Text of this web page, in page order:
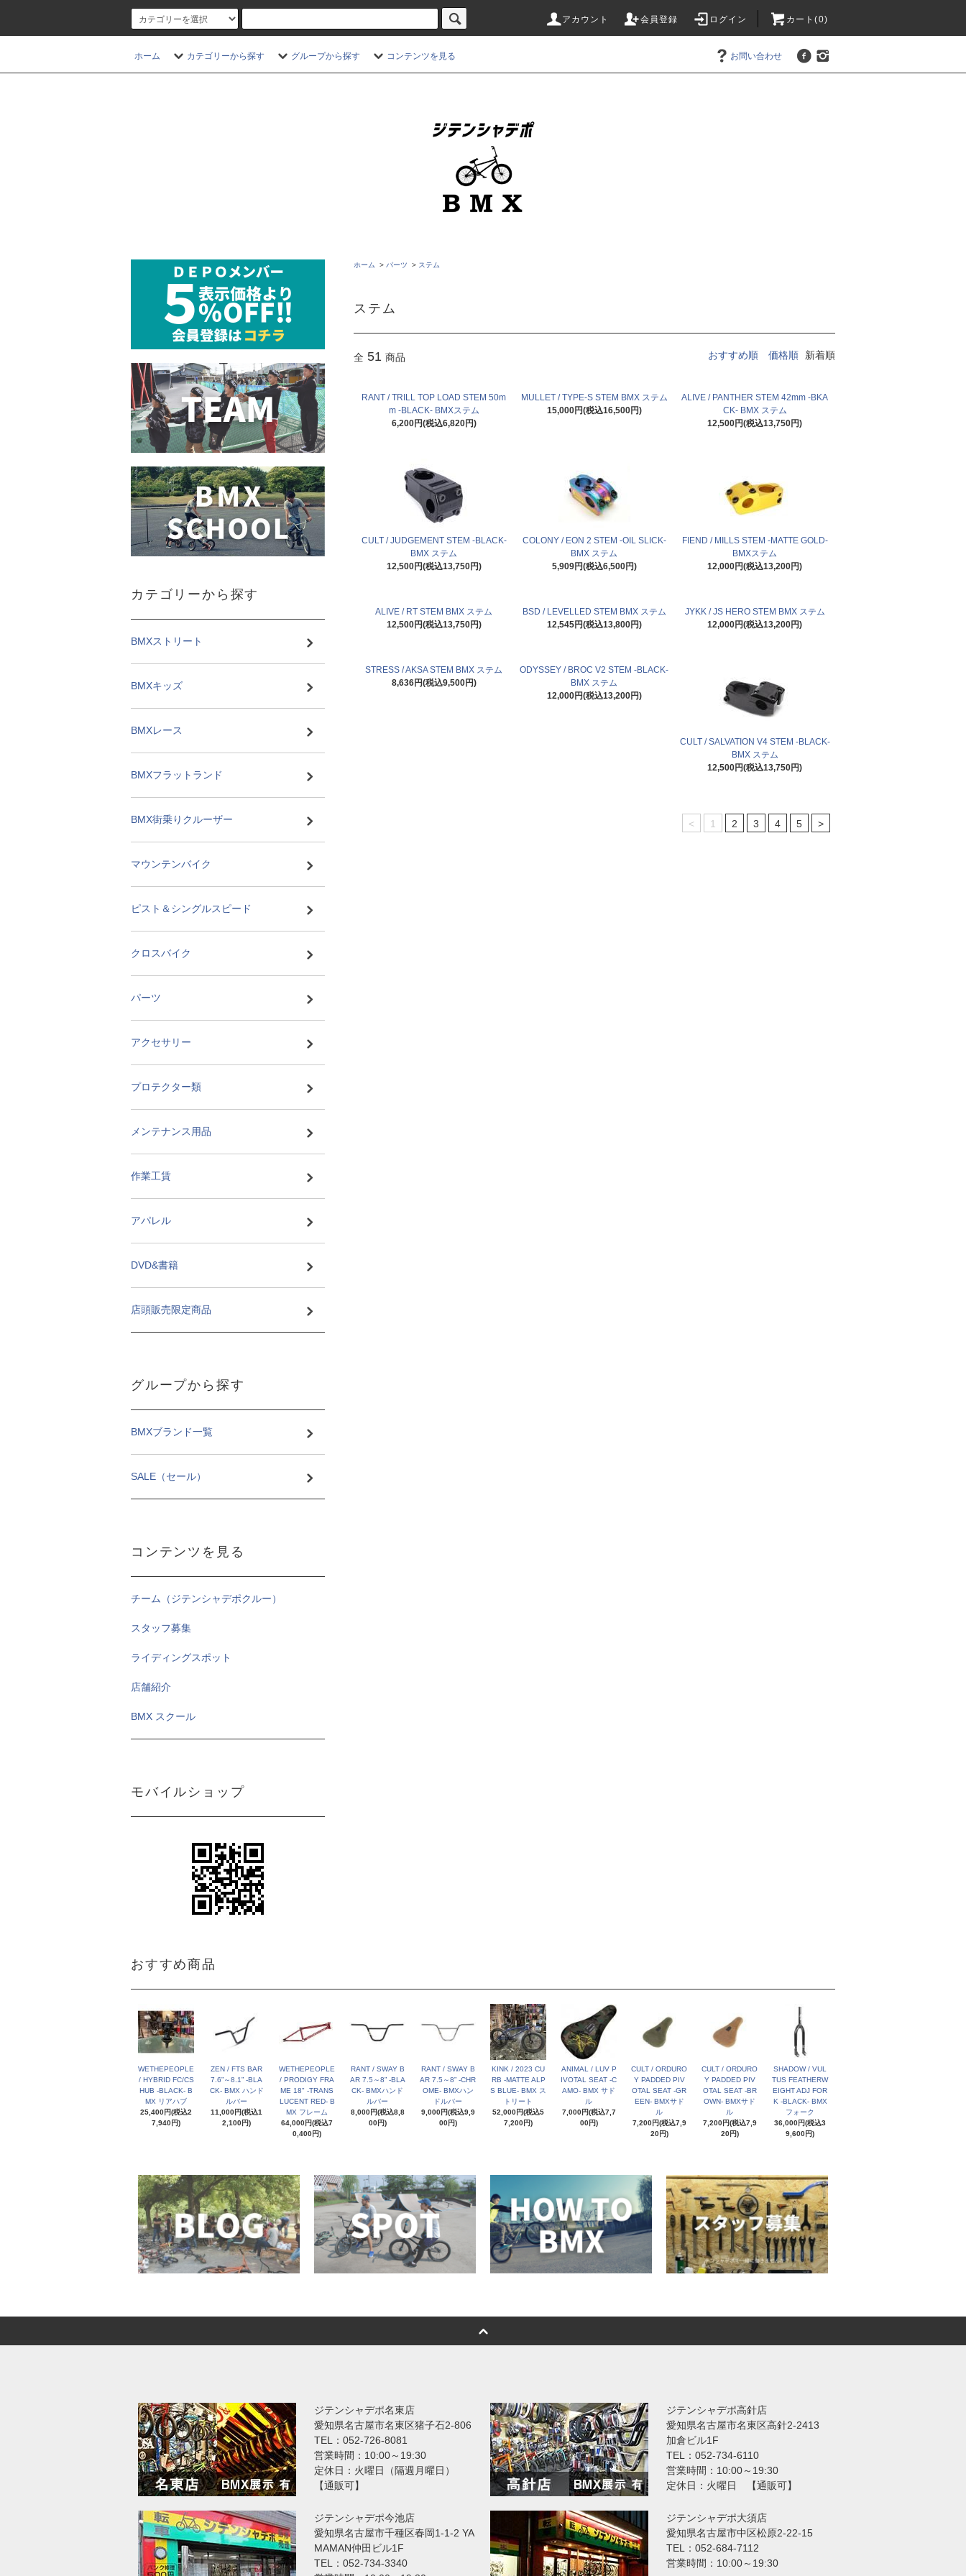
アカウント 会員登録 ログイン カート(0)
ホーム カテゴリーから探す グループから探す コンテンツを見る お問い合わせ
ホーム > パーツ > ステム
ステム
全 51 商品 おすすめ順 価格順 新着順
RANT / TRILL TOP LOAD STEM 50m
m -BLACK- BMXステム
6,200円(税込6,820円)
MULLET / TYPE-S STEM BMX ステム
15,000円(税込16,500円)
ALIVE / PANTHER STEM 42mm -BKA
CK- BMX ステム
12,500円(税込13,750円)
CULT / JUDGEMENT STEM -BLACK-
BMX ステム
12,500円(税込13,750円)
COLONY / EON 2 STEM -OIL SLICK-
BMX ステム
5,909円(税込6,500円)
FIEND / MILLS STEM -MATTE GOLD-
BMXステム
12,000円(税込13,200円)
ALIVE / RT STEM BMX ステム
12,500円(税込13,750円)
BSD / LEVELLED STEM BMX ステム
12,545円(税込13,800円)
JYKK / JS HERO STEM BMX ステム
12,000円(税込13,200円)
STRESS / AKSA STEM BMX ステム
8,636円(税込9,500円)
ODYSSEY / BROC V2 STEM -BLACK-
BMX ステム
12,000円(税込13,200円)
CULT / SALVATION V4 STEM -BLACK-
BMX ステム
12,500円(税込13,750円)
< 1 2 3 4 5 >
カテゴリーから探す
BMXストリート
BMXキッズ
BMXレース
BMXフラットランド
BMX街乗りクルーザー
マウンテンバイク
ピスト＆シングルスピード
クロスバイク
パーツ
アクセサリー
プロテクター類
メンテナンス用品
作業工賃
アパレル
DVD&書籍
店頭販売限定商品
グループから探す
BMXブランド一覧
SALE（セール）
コンテンツを見る
チーム（ジテンシャデポクルー）
スタッフ募集
ライディングスポット
店舗紹介
BMX スクール
モバイルショップ
おすすめ商品
WETHEPEOPLE
/ HYBRID FC/CS
HUB -BLACK- B
MX リアハブ
25,400円(税込2
7,940円)
ZEN / FTS BAR
7.6”～8.1” -BLA
CK- BMX ハンド
ルバー
11,000円(税込1
2,100円)
WETHEPEOPLE
/ PRODIGY FRA
ME 18" -TRANS
LUCENT RED- B
MX フレーム
64,000円(税込7
0,400円)
RANT / SWAY B
AR 7.5～8” -BLA
CK- BMXハンド
ルバー
8,000円(税込8,8
00円)
RANT / SWAY B
AR 7.5～8” -CHR
OME- BMXハン
ドルバー
9,000円(税込9,9
00円)
KINK / 2023 CU
RB -MATTE ALP
S BLUE- BMX ス
トリート
52,000円(税込5
7,200円)
ANIMAL / LUV P
IVOTAL SEAT -C
AMO- BMX サド
ル
7,000円(税込7,7
00円)
CULT / ORDURO
Y PADDED PIV
OTAL SEAT -GR
EEN- BMXサド
ル
7,200円(税込7,9
20円)
CULT / ORDURO
Y PADDED PIV
OTAL SEAT -BR
OWN- BMXサド
ル
7,200円(税込7,9
20円)
SHADOW / VUL
TUS FEATHERW
EIGHT ADJ FOR
K -BLACK- BMX
フォーク
36,000円(税込3
9,600円)
ジテンシャデポ名東店
愛知県名古屋市名東区猪子石2-806
TEL：052-726-8081
営業時間：10:00～19:30
定休日：火曜日（隔週月曜日）
【通販可】
ジテンシャデポ高針店
愛知県名古屋市名東区高針2-2413
加倉ビル1F
TEL：052-734-6110
営業時間：10:00～19:30
定休日：火曜日 【通販可】
ジテンシャデポ今池店
愛知県名古屋市千種区春岡1-1-2 YA
MAMAN仲田ビル1F
TEL：052-734-3340
ジテンシャデポ大須店
愛知県名古屋市中区松原2-22-15
TEL：052-684-7112
営業時間：10:00～19:30